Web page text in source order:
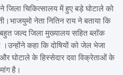
जिला चिकित्सालय में हुए बड़े घोटाले को
नेता नितिन राय ने बताया कि
जल्द जिला मुख्यालय सहित ब्लॉक
।उन्होंने कहा कि दोषियों को जेल भेजा
घोटाले के हिस्सेदार दवा विक्रेताओं के
है।